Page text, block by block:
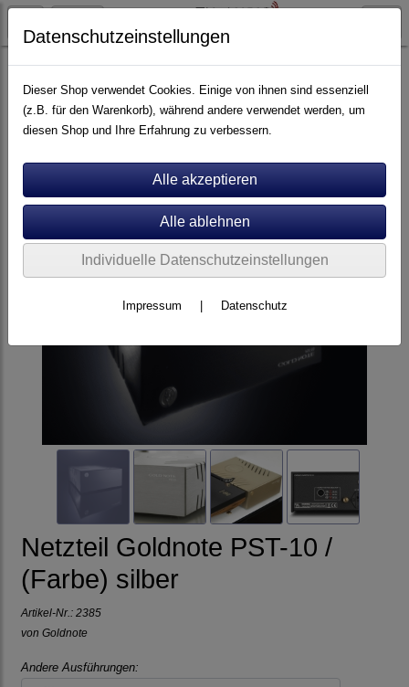
Plattenspieler Goldnote
Netzteil Goldnote PST-10 /
(Farbe) silber
Artikel-Nr.: 2385
von Goldnote
Andere Ausführungen:
Datenschutzeinstellungen
Dieser Shop verwendet Cookies. Einige von ihnen sind essenziell
(z.B. für den Warenkorb), während andere verwendet werden, um
diesen Shop und Ihre Erfahrung zu verbessern.
Individuelle Datenschutzeinstellungen
Impressum Datenschutz